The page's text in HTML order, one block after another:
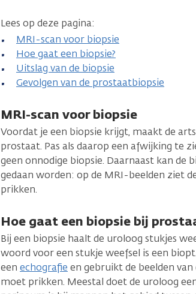
Lees op deze pagina:
MRI-scan voor biopsie
Hoe gaat een biopsie?
Uitslag van de biopsie
Gevolgen van de prostaatbiopsie
MRI-scan voor biopsie
Voordat je een biopsie krijgt, maakt de
prostaat. Pas als daarop een afwijking te
geen onnodige biopsie. Daarnaast kan de
gedaan worden: op de MRI-beelden ziet
prikken.
Hoe gaat een biopsie bij
Bij een biopsie haalt de uroloog stukjes
woord voor een stukje weefsel is een
een echografie en gebruikt de beelden
moet prikken. Meestal doet de uroloog